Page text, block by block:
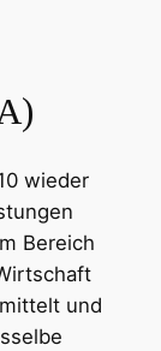
wieder
Bereich
und